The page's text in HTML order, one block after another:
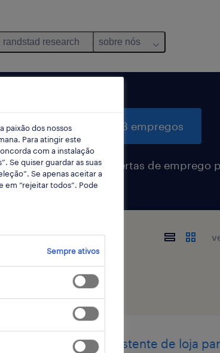
randstad research sobre nós
pesquisar 3 empregos
receber alertas de emprego
pesquisa
assistente de loja
paixão dos nossos
Para atingir este
com a instalação
Se quiser guardar as suas
Se apenas aceitar a
em “rejeitar todos”. Pode
Sempre ativos